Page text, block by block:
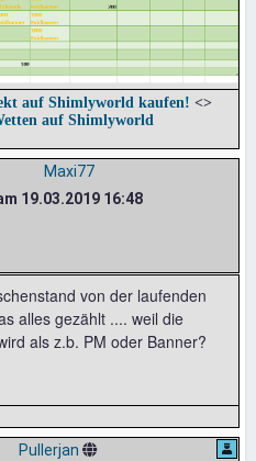
auf Shimlyworld kaufen! <>
auf Shimlyworld
Maxi77
19.03.2019 16:48
von der laufenden
alles gezählt .... weil die
als z.b. PM oder Banner?
Pullerjan